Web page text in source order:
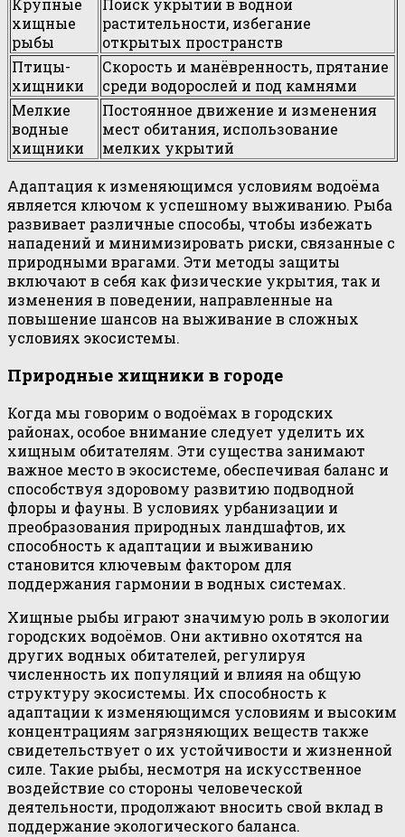
Крупные
хищные
рыбы
Поиск укрытий в водной
растительности, избегание
открытых пространств
Птицы-
хищники
Скорость и манёвренность, прятание
среди водорослей и под камнями
Мелкие
водные
хищники
Постоянное движение и изменения
мест обитания, использование
мелких укрытий
Адаптация к изменяющимся условиям водоёма
является ключом к успешному выживанию. Рыба
развивает различные способы, чтобы избежать
нападений и минимизировать риски, связанные с
природными врагами. Эти методы защиты
включают в себя как физические укрытия, так и
изменения в поведении, направленные на
повышение шансов на выживание в сложных
условиях экосистемы.
Природные хищники в городе
Когда мы говорим о водоёмах в городских
районах, особое внимание следует уделить их
хищным обитателям. Эти существа занимают
важное место в экосистеме, обеспечивая баланс и
способствуя здоровому развитию подводной
флоры и фауны. В условиях урбанизации и
преобразования природных ландшафтов, их
способность к адаптации и выживанию
становится ключевым фактором для
поддержания гармонии в водных системах.
Хищные рыбы играют значимую роль в экологии
городских водоёмов. Они активно охотятся на
других водных обитателей, регулируя
численность их популяций и влияя на общую
структуру экосистемы. Их способность к
адаптации к изменяющимся условиям и высоким
концентрациям загрязняющих веществ также
свидетельствует о их устойчивости и жизненной
силе. Такие рыбы, несмотря на искусственное
воздействие со стороны человеческой
деятельности, продолжают вносить свой вклад в
поддержание экологического баланса.